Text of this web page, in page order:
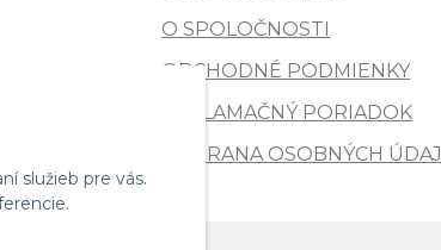
služieb pre vás.
O SPOLOČNOSTI
OBCHODNÉ PODMIENKY
REKLAMAČNÝ PORIADOK
OCHRANA OSOBNÝCH